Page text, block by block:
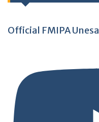
Official FMIPA Unesa